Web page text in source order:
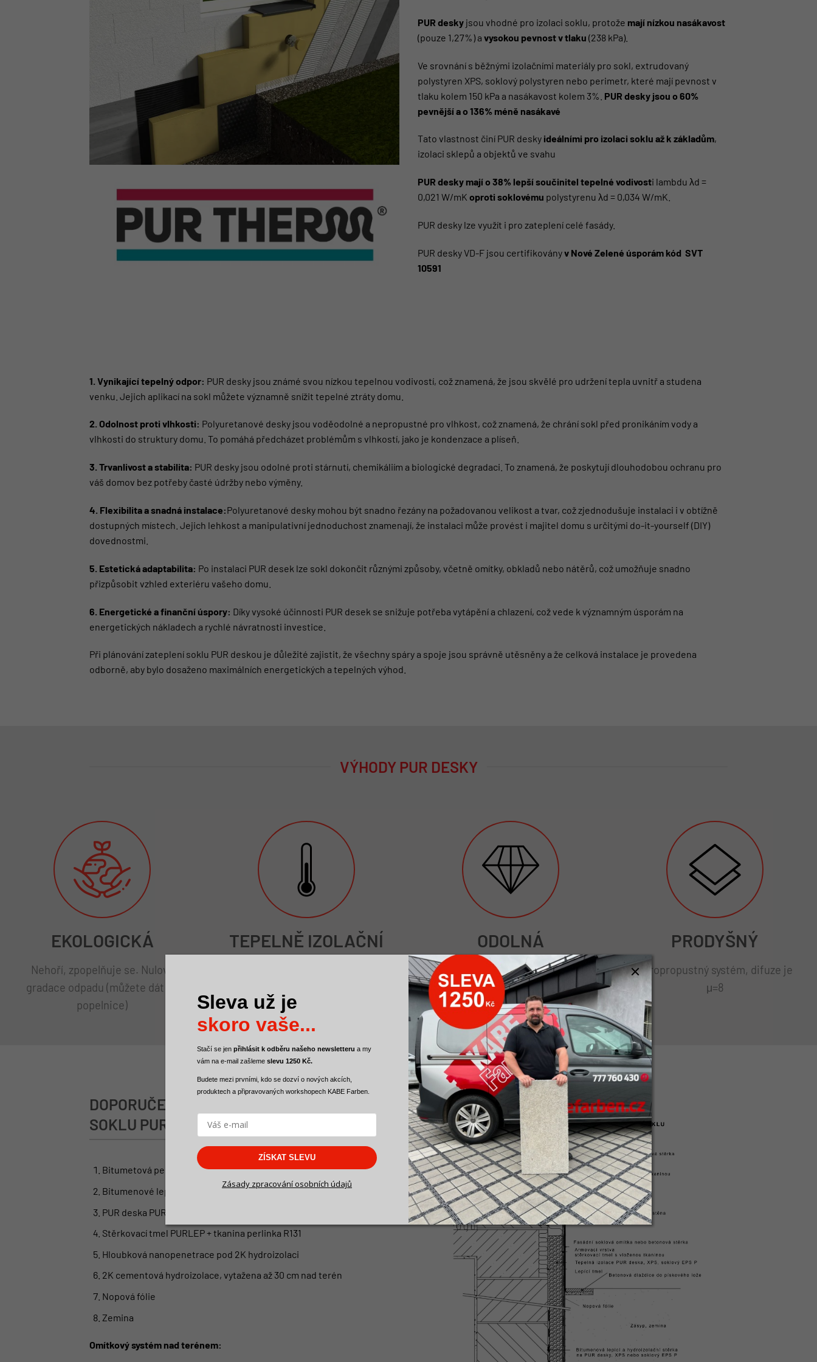
PUR desky jsou vhodné pro izolaci soklu, protože mají nízkou nasákavost
(pouze 1,27%) a vysokou pevnost v tlaku (238 kPa).
Ve srovnání s běžnými izolačními materiály pro sokl, extrudovaný
polystyren XPS, soklový polystyren nebo perimetr, které mají pevnost v
tlaku kolem 150 kPa a nasákavost kolem 3%. PUR desky jsou o 60%
pevnější a o 136% méně nasákavé
Tato vlastnost činí PUR desky ideálními pro izolaci soklu až k základům,
izolaci sklepů a objektů ve svahu
PUR desky mají o 38% lepší součinitel tepelné vodivosti lambdu λd =
0,021 W/mK oproti soklovému polystyrenu λd = 0,034 W/mK.
PUR desky lze využít i pro zateplení celé fasády.
PUR desky VD-F jsou certifikoványv Nové Zelené úsporám kód SVT
10591
1. Vynikající tepelný odpor: PUR desky jsou známé svou nízkou tepelnou vodivostí, což znamená, že jsou skvělé pro udržení tepla uvnitř a studena
venku. Jejich aplikací na sokl můžete významně snížit tepelné ztráty domu.
2. Odolnost proti vlhkosti: Polyuretanové desky jsou voděodolné a nepropustné pro vlhkost, což znamená, že chrání sokl před pronikáním vody a
vlhkosti do struktury domu. To pomáhá předcházet problémům s vlhkostí, jako je kondenzace a plíseň.
3. Trvanlivost a stabilita: PUR desky jsou odolné proti stárnutí, chemikáliím a biologické degradaci. To znamená, že poskytují dlouhodobou ochranu pro
váš domov bez potřeby časté údržby nebo výměny.
4. Flexibilita a snadná instalace:Polyuretanové desky mohou být snadno řezány na požadovanou velikost a tvar, což zjednodušuje instalaci i v obtížně
dostupných místech. Jejich lehkost a manipulativní jednoduchost znamenají, že instalaci může provést i majitel domu s určitými do-it-yourself (DIY)
dovednostmi.
5. Estetická adaptabilita: Po instalaci PUR desek lze sokl dokončit různými způsoby, včetně omítky, obkladů nebo nátěrů, což umožňuje snadno
přizpůsobit vzhled exteriéru vašeho domu.
6. Energetické a finanční úspory: Díky vysoké účinnosti PUR desek se snižuje potřeba vytápění a chlazení, což vede k významným úsporám na
energetických nákladech a rychlé návratnosti investice.
Při plánování zateplení soklu PUR deskou je důležité zajistit, že všechny spáry a spoje jsou správně utěsněny a že celková instalace je provedena
odborně, aby bylo dosaženo maximálních energetických a tepelných výhod.
VÝHODY PUR DESKY
EKOLOGICKÁ
Nehoří, zpopelňuje se. Nulová
gradace odpadu (můžete dát do
popelnice)
TEPELNĚ IZOLAČNÍ ODOLNÁ
Vysoká pevnost v tlaku 238 KPa,
ideální pro sokl domu
PRODYŠNÝ
Paropropustný systém, difuze je
μ=8
DOPORUČENÁ SKLADBA PRO ZATEPLENÍ
SOKLU PUR DESKOU
Bitumetová penetrace betonového základu
Bitumenové lepidlo na přilepení PUR desky
PUR deska PUR THERM VD-F,
Stěrkovací tmel PURLEP + tkanina perlinka R131
Hloubková nanopenetrace pod 2K hydroizolaci
2K cementová hydroizolace, vytažena až 30 cm nad terén
Nopová fólie
Zemina
Omítkový systém nad terénem:
Sleva už je
skoro vaše...
Stačí se jen přihlásit k odběru našeho newsletteru a my
vám na e-mail zašleme slevu 1250 Kč.
Budete mezi prvními, kdo se dozví o nových akcích,
produktech a připravovaných workshopech KABE Farben.
ZÍSKAT SLEVU
Zásady zpracování osobních údajů